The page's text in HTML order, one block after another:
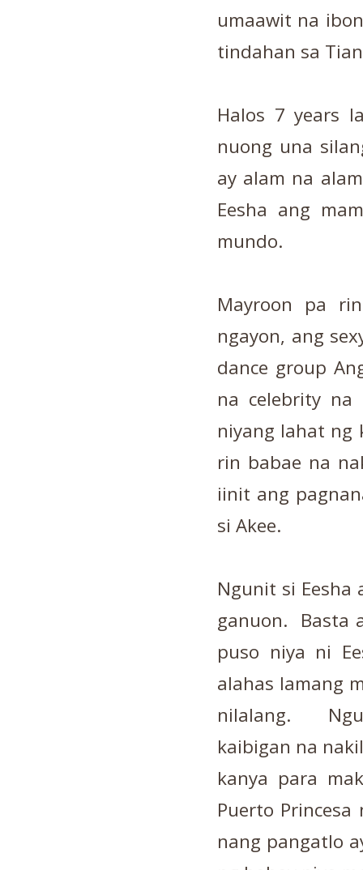
umaawit na
tindahan sa
Halos 7 years
nuong una
ay alam na
Eesha ang
mundo.
Mayroon pa
ngayon, ang
dance group
na celebrity na
niyang lahat ng
rin babae na
iinit ang
si Akee.
Ngunit si
ganuon. Basta
puso niya ni
alahas lamang
nilalang.
kaibigan na
kanya para
Puerto
nang pangatlo